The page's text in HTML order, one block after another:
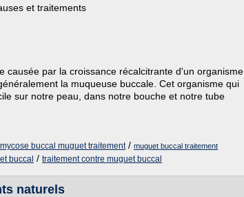
et traitements
causée par la croissance récalcitrante d'un organisme
la muqueuse buccale. Cet organisme qui
sur notre peau, dans notre bouche et notre tube
mycose buccal muguet traitement/ muguet buccal traitement
buccal / traitement contre muguet buccal
naturels